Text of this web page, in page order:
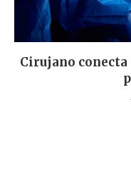
Cirujano conecta